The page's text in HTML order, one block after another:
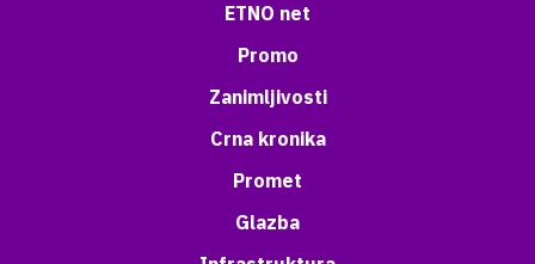
ETNO net
Promo
Zanimljivosti
Crna kronika
Promet
Glazba